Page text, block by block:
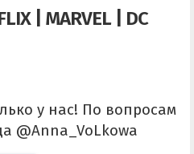
| MARVEL | DC
у нас! По вопросам
@Anna_VoLkowa